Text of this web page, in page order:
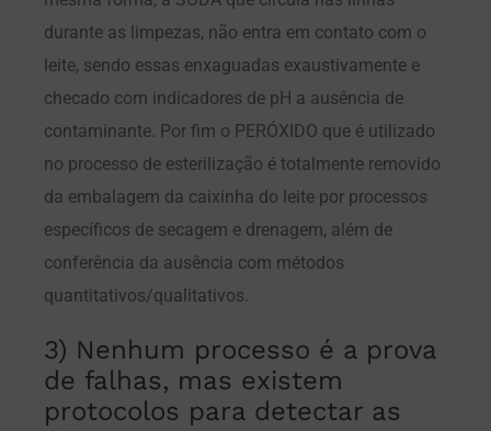
durante as limpezas, não entra em contato com o
leite, sendo essas enxaguadas exaustivamente e
checado com indicadores de pH a ausência de
contaminante. Por fim o PERÓXIDO que é utilizado
no processo de esterilização é totalmente removido
da embalagem da caixinha do leite por processos
específicos de secagem e drenagem, além de
conferência da ausência com métodos
quantitativos/qualitativos.
3) Nenhum processo é a prova
de falhas, mas existem
protocolos para detectar as